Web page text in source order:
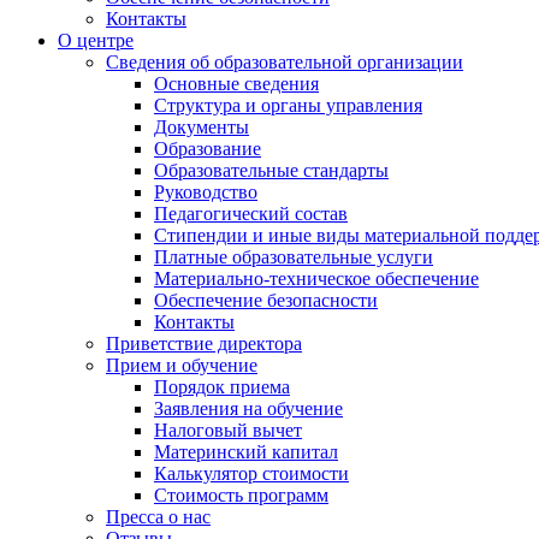
Контакты
О центре
Сведения об образовательной организации
Основные сведения
Структура и органы управления
Документы
Образование
Образовательные стандарты
Руководство
Педагогический состав
Стипендии и иные виды материальной
Платные образовательные услуги
Материально-техническое обеспечение
Обеспечение безопасности
Контакты
Приветствие директора
Прием и обучение
Порядок приема
Заявления на обучение
Налоговый вычет
Материнский капитал
Калькулятор стоимости
Стоимость программ
Пресса о нас